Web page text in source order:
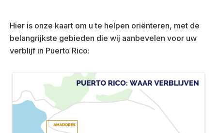
Hier is onze kaart om u te helpen oriënteren, met de
belangrijkste gebieden die wij aanbevelen voor uw
verblijf in Puerto Rico: